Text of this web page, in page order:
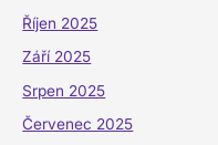
Říjen 2025
Září 2025
Srpen 2025
Červenec 2025